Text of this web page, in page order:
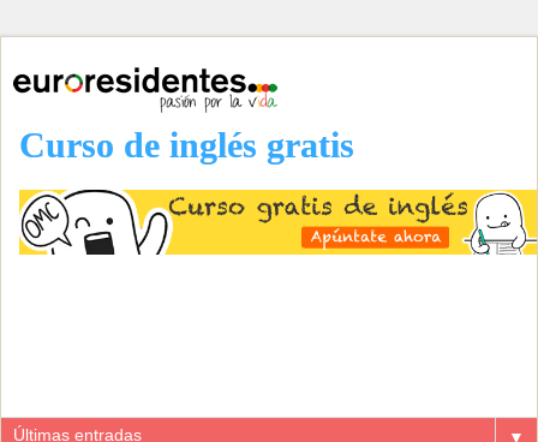
Curso de inglés gratis
▼